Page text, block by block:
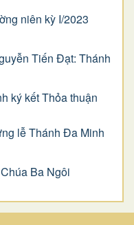
niên kỳ I/2023
Tiến Đạt: Thánh
ký kết Thỏa thuận
lễ Thánh Đa Minh
Ba Ngôi